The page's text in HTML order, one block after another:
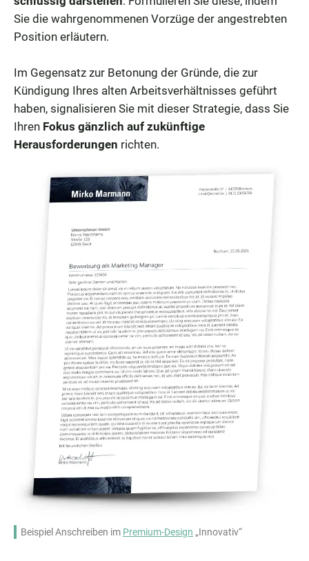
Beispiel Anschreiben im Premium-Design „Innovativ“
Sie die wahrgenommenen Vorzüge der angestrebten
Position erläutern.
Im Gegensatz zur Betonung der Gründe, die zur
Kündigung Ihres alten Arbeitsverhältnisses geführt
haben, signalisieren Sie mit dieser Strategie, dass Sie
Ihren Fokus gänzlich auf zukünftige
Herausforderungen richten.